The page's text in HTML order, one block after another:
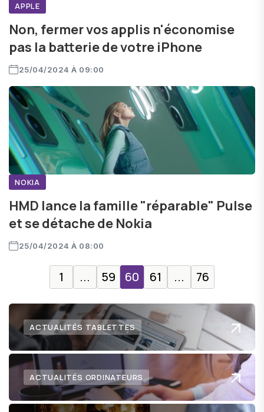
APPLE
Non, fermer vos applis n'économise
pas la batterie de votre iPhone
25/04/2024 À 09:00
NOKIA
HMD lance la famille "réparable" Pulse
et se détache de Nokia
25/04/2024 À 08:00
1 ... 59 60 61 ... 76
ACTUALITÉS TABLETTES
ACTUALITÉS ORDINATEURS